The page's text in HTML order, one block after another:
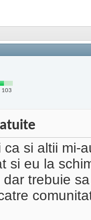
103
ca si altii mi-
si eu la
dar trebuie